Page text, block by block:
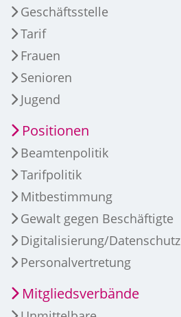
Geschäftsstelle
Tarif
Frauen
Senioren
Jugend
Positionen
Beamtenpolitik
Tarifpolitik
Mitbestimmung
Gewalt gegen Beschäftigte
Digitalisierung/Datenschutz
Personalvertretung
Mitgliedsverbände